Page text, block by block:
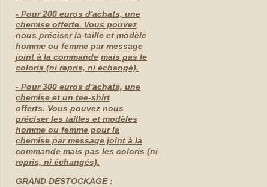
- Pour 200 euros d'achats, une
chemise offerte. Vous pouvez
nous préciser la taille et modèle
homme ou femme par message
joint à la commande mais pas le
coloris (ni repris, ni échangé).
- Pour 300 euros d'achats, une
chemise et un tee-shirt
offerts. Vous pouvez nous
préciser les tailles et modèles
homme ou femme pour la
chemise par message joint à la
commande mais pas les coloris (ni
repris, ni échangés).
GRAND DESTOCKAGE :